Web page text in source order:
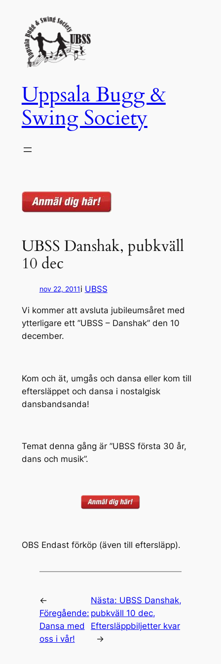
innehåll
Uppsala Bugg &
Swing Society
UBSS Danshak, pubkväll
10 dec
nov 22, 2011i UBSS
Vi kommer att avsluta jubileumsåret med
ytterligare ett ”UBSS – Danshak” den 10
december.
Kom och ät, umgås och dansa eller kom till
eftersläppet och dansa i nostalgisk
dansbandsanda!
Temat denna gång är ”UBSS första 30 år,
dans och musik”.
OBS Endast förköp (även till eftersläpp).
←
Föregående:
Dansa med
oss i vår!
Nästa: UBSS Danshak,
pubkväll 10 dec,
Eftersläppbiljetter kvar
→